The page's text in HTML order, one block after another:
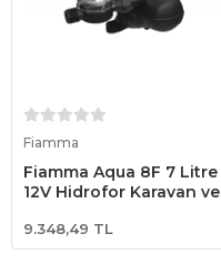
Fiamma
Fiamma Aqua 8F 7 Litre
12V Hidrofor Karavan ve
9.348,49 TL